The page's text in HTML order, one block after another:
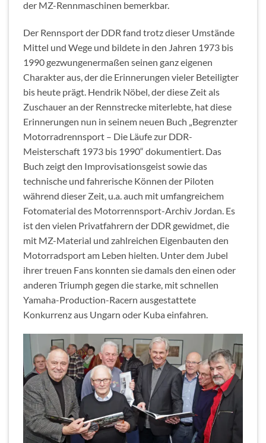
der MZ-Rennmaschinen bemerkbar.
Der Rennsport der DDR fand trotz dieser Umstände
Mittel und Wege und bildete in den Jahren 1973 bis
1990 gezwungenermaßen seinen ganz eigenen
Charakter aus, der die Erinnerungen vieler Beteiligter
bis heute prägt. Hendrik Nöbel, der diese Zeit als
Zuschauer an der Rennstrecke miterlebte, hat diese
Erinnerungen nun in seinem neuen Buch „Begrenzter
Motorradrennsport – Die Läufe zur DDR-
Meisterschaft 1973 bis 1990“ dokumentiert. Das
Buch zeigt den Improvisationsgeist sowie das
technische und fahrerische Können der Piloten
während dieser Zeit, u.a. auch mit umfangreichem
Fotomaterial des Motorrennsport-Archiv Jordan. Es
ist den vielen Privatfahrern der DDR gewidmet, die
mit MZ-Material und zahlreichen Eigenbauten den
Motorradsport am Leben hielten. Unter dem Jubel
ihrer treuen Fans konnten sie damals den einen oder
anderen Triumph gegen die starke, mit schnellen
Yamaha-Production-Racern ausgestattete
Konkurrenz aus Ungarn oder Kuba einfahren.